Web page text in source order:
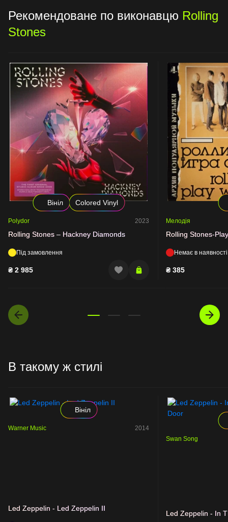
Рекомендоване по виконавцю Rolling
Stones
Вініл Colored Vinyl
Polydor 2023
Rolling Stones – Hackney Diamonds
Під замовлення
₴ 2 985
Мелодія
Rolling Stones-
Немає в наявності
₴ 385
В такому ж стилі
Вініл
Warner Music 2014
Led Zeppelin - Led Zeppelin II
Swan Song
Led Zeppelin - In